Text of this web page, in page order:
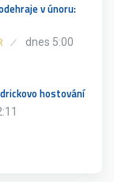
v únoru:
dnes 5:00
hostování